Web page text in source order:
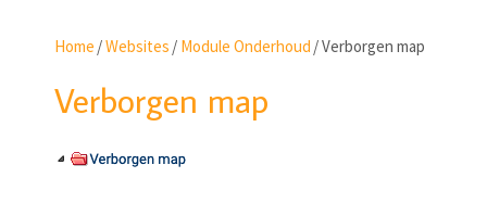
Home /Websites / Module Onderhoud /Verborgen map
Verborgen map